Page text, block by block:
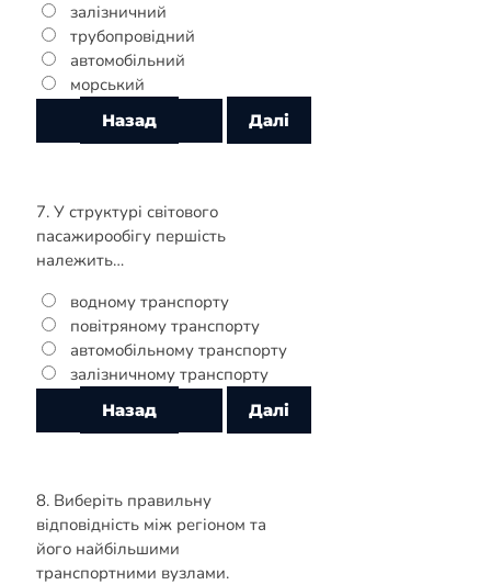
залізничний
трубопровідний
автомобільний
морський
7. У структурі світового
пасажирообігу першість
належить…
водному транспорту
повітряному транспорту
автомобільному транспорту
залізничному транспорту
8. Виберіть правильну
відповідність між регіоном та
його найбільшими
транспортними вузлами.